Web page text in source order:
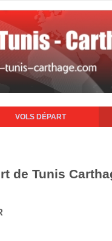
VOLS DÉPART
de Tunis